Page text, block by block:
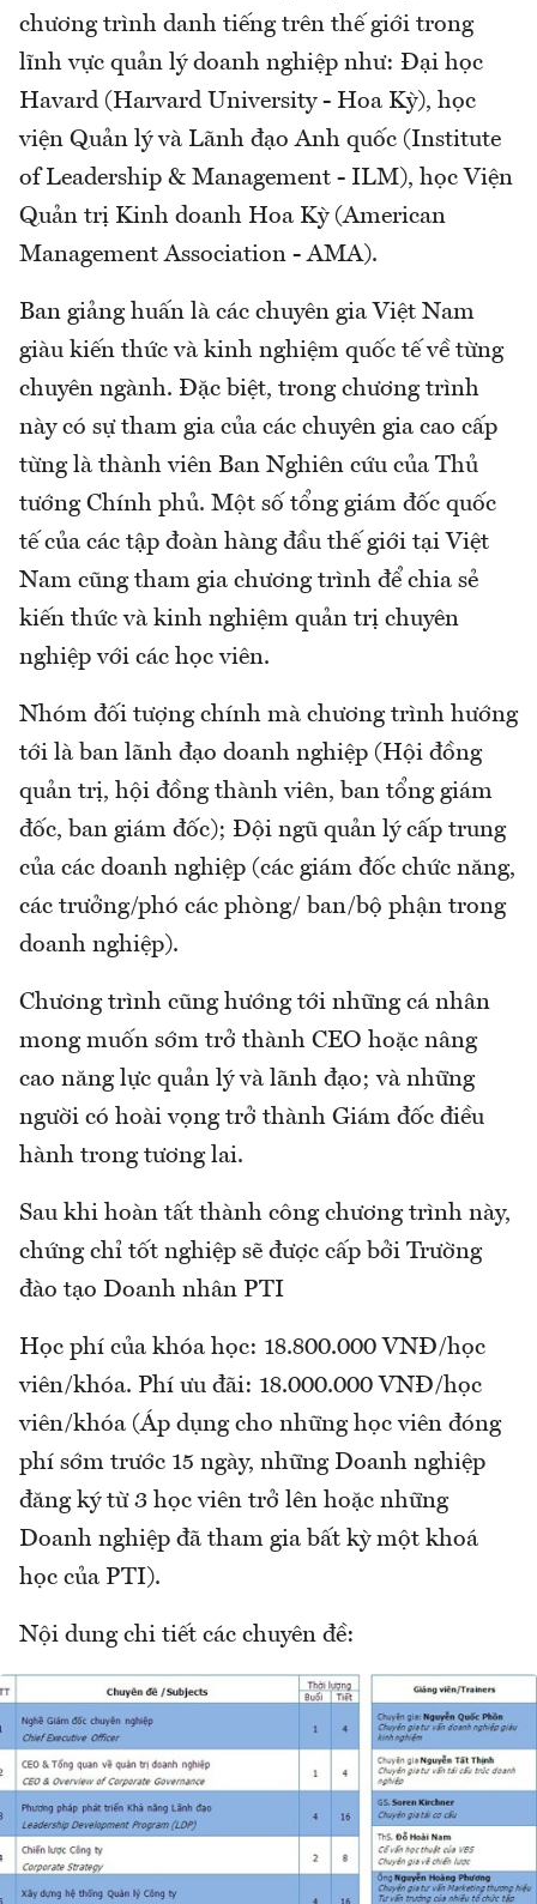
chương trình danh tiếng trên thế giới trong
lĩnh vực quản lý doanh nghiệp như: Đại học
Havard (Harvard University - Hoa Kỳ), học
viện Quản lý và Lãnh đạo Anh quốc (Institute
of Leadership & Management - ILM), học Viện
Quản trị Kinh doanh Hoa Kỳ (American
Management Association - AMA).
Ban giảng huấn là các chuyên gia Việt Nam
giàu kiến thức và kinh nghiệm quốc tế về từng
chuyên ngành. Đặc biệt, trong chương trình
này có sự tham gia của các chuyên gia cao cấp
từng là thành viên Ban Nghiên cứu của Thủ
tướng Chính phủ. Một số tổng giám đốc quốc
tế của các tập đoàn hàng đầu thế giới tại Việt
Nam cũng tham gia chương trình để chia sẻ
kiến thức và kinh nghiệm quản trị chuyên
nghiệp với các học viên.
Nhóm đối tượng chính mà chương trình hướng
tới là ban lãnh đạo doanh nghiệp (Hội đồng
quản trị, hội đồng thành viên, ban tổng giám
đốc, ban giám đốc); Đội ngũ quản lý cấp trung
của các doanh nghiệp (các giám đốc chức năng,
các trưởng/phó các phòng/ ban/bộ phận trong
doanh nghiệp).
Chương trình cũng hướng tới những cá nhân
mong muốn sớm trở thành CEO hoặc nâng
cao năng lực quản lý và lãnh đạo; và những
người có hoài vọng trở thành Giám đốc điều
hành trong tương lai.
Sau khi hoàn tất thành công chương trình này,
chứng chỉ tốt nghiệp sẽ được cấp bởi Trường
đào tạo Doanh nhân PTI
Học phí của khóa học: 18.800.000 VNĐ/học
viên/khóa. Phí ưu đãi: 18.000.000 VNĐ/học
viên/khóa (Áp dụng cho những học viên đóng
phí sớm trước 15 ngày, những Doanh nghiệp
đăng ký từ 3 học viên trở lên hoặc những
Doanh nghiệp đã tham gia bất kỳ một khoá
học của PTI).
Nội dung chi tiết các chuyên đề: